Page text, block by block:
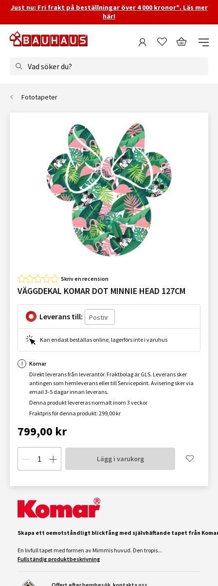
Just nu: Fri frakt på beställningar över 4 000 kronor*. Läs mer
här!
Vad söker du?
Fototapeter
Skriv en recension
VÄGGDEKAL KOMAR DOT MINNIE HEAD 127CM
Leverans till:
Kan endast beställas online, lagerförs inte i varuhus
Komar
Direkt leverans från leverantör. Fraktbolag är GLS. Leverans sker
antingen som hemleverans eller till Servicepoint. Avisering sker via
email 3-5 dagar innan leverans.
Denna produkt levereras normalt inom 3 veckor
Fraktpris för denna produkt: 299,00 kr
799,00 kr
Lägg i varukorg
Skapa ett oemotståndligt blickfång med självhäftande tapet från
En livfull tapet med formen av Mimmis huvud. Den tropis...
Fullständig produktbeskrivning